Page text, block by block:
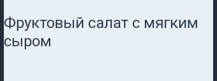
Фруктовый салат с мягким
сыром